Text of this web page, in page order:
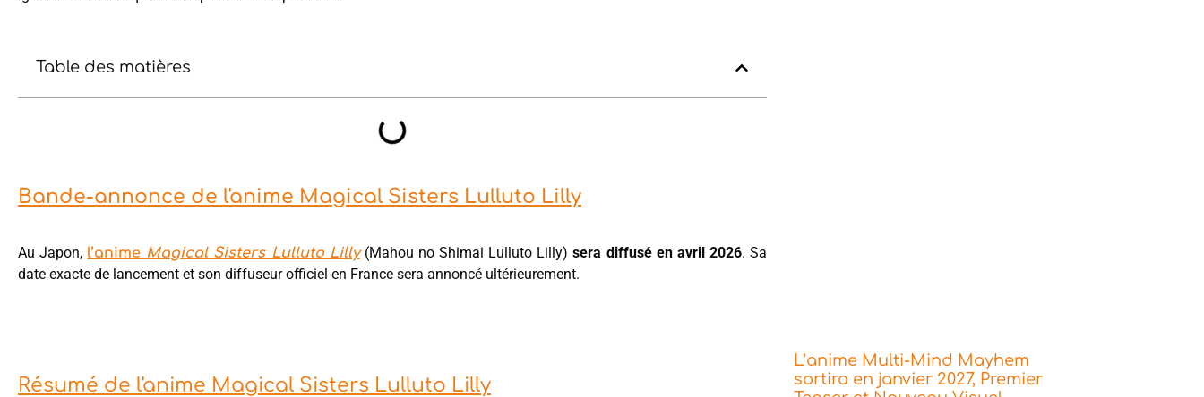
Table des matières
Bande-annonce de l'anime Magical Sisters Lulluto Lilly
Au Japon, l’anime Magical Sisters Lulluto Lilly(Mahou no Shimai Lulluto Lilly)sera diffusé en avril 2026. Sa
date exacte de lancement et son diffuseur officiel en France sera annoncé ultérieurement.
Résumé de l'anime Magical Sisters Lulluto Lilly
L’anime Multi-Mind Mayhem
sortira en janvier 2027, Premier